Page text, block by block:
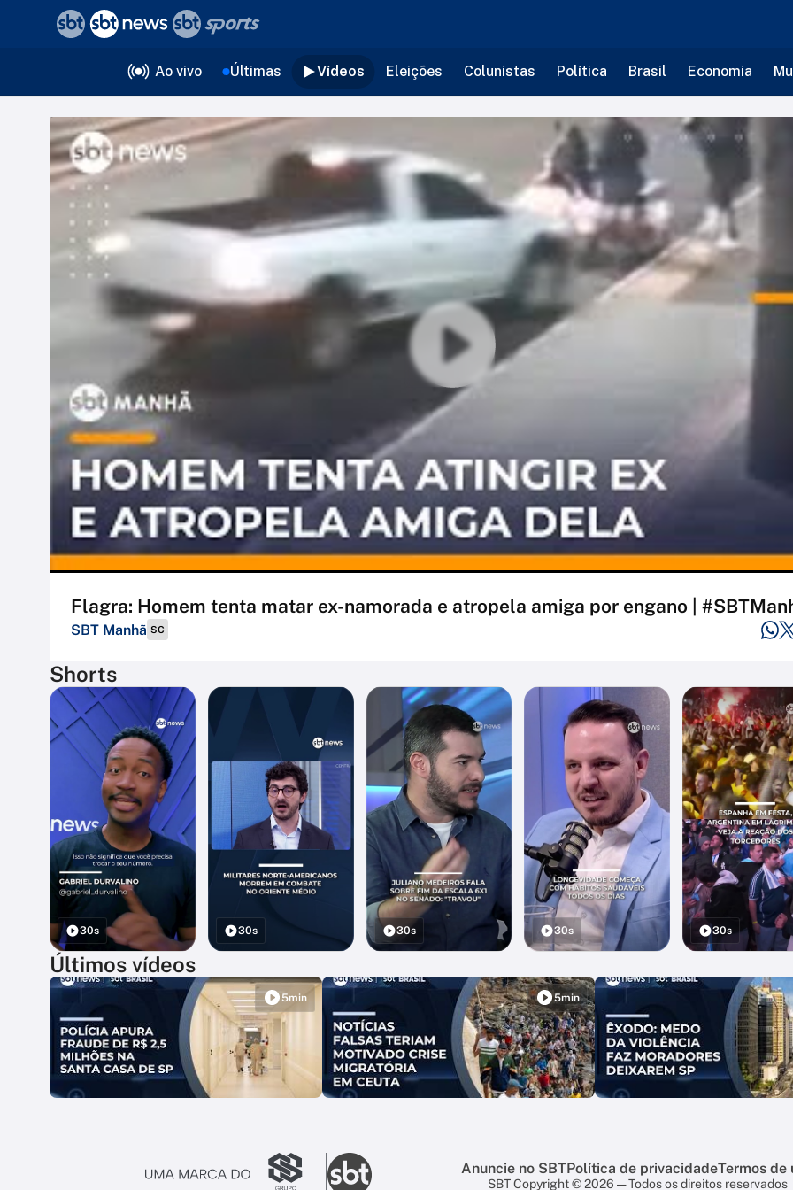
Ao vivo Últimas Vídeos Eleições Colunistas Política Brasil Economia
Flagra: Homem tenta matar ex-namorada e atropela amiga por engano |
SBT Manhã SC
Shorts
30s 30s 30s 30s 30s
Últimos vídeos
5min 5min
Anuncie no SBTPolítica de privacidadeTermos de
SBT Copyright © 2026 — Todos os direitos reservados
voltar
Editorias